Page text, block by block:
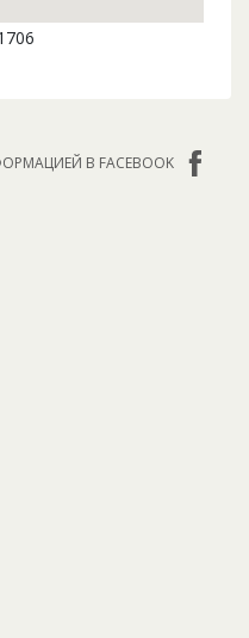
В FACEBOOK